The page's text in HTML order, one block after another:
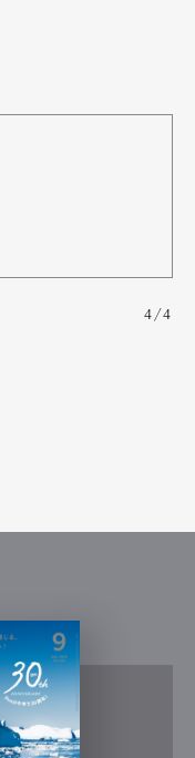
4/4